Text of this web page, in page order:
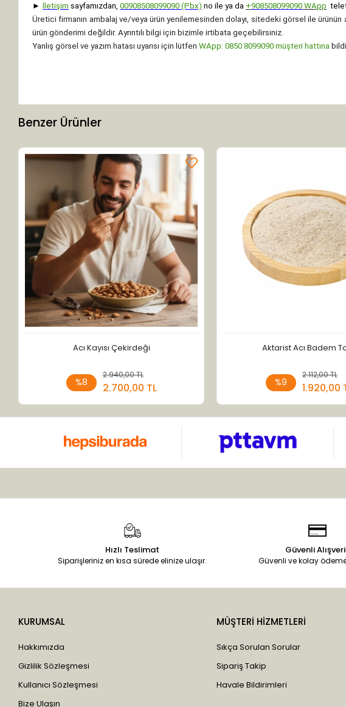
► İletişim sayfamızdan,00908508099090 (Pbx) no ile ya da +908508099090 WApp
Üretici firmanın ambalaj ve/veya ürün yenilemesinden dolayı, sitedeki görsel ile
ürün gönderimi değildir. Ayrıntılı bilgi için bizimle irtibata geçebilirsiniz.
Yanlış görsel ve yazım hatası uyarısı için lütfenWApp: 0850 8099090 müşteri hattına
Benzer Ürünler
Acı Kayısı Çekirdeği
%8
2.940,00 TL
2.700,00 TL
Sepete Ekle
Aktarist Acı Badem
%9
2.112,00 TL
1.920,00
Hızlı Teslimat
Siparişleriniz en kısa sürede elinize ulaşır.
Güvenli
Güvenli ve kolay
KURUMSAL
Hakkımızda
Gizlilik Sözleşmesi
Kullanıcı Sözleşmesi
Bize Ulaşın
MÜŞTERİ HİZMETLERİ
Sıkça Sorulan Sorular
Sipariş Takip
Havale Bildirimleri